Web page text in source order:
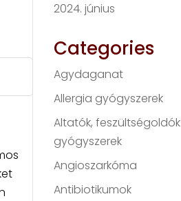
2024. június
Categories
Agydaganat
Allergia gyógyszerek
Altatók, feszültségoldók
gyógyszerek
Angioszarkóma
Antibiotikumok